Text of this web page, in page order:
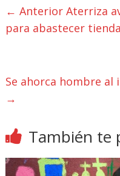
← Anterior Aterriza
para abastecer
Se ahorca hombre al
→
También te